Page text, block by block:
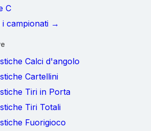
C
i campionati →
Calci d'angolo
Cartellini
Tiri in Porta
Tiri Totali
Fuorigioco